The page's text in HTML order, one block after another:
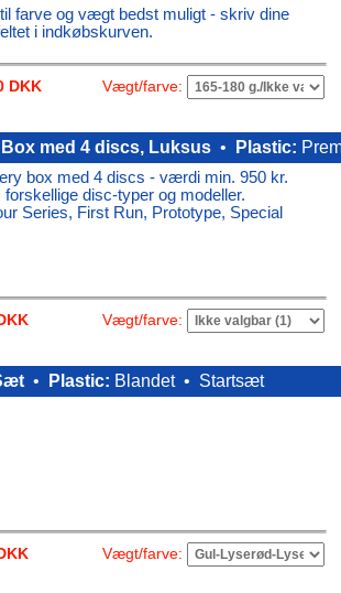
farve og vægt bedst muligt - skriv dine
i indkøbskurven.
DKK Vægt/farve:
med 4 discs, Luksus • Plastic:
box med 4 discs - værdi min. 950 kr.
disc-typer og modeller.
Series, First Run, Prototype, Special
Vægt/farve:
• Plastic: Blandet • Startsæt
Vægt/farve: